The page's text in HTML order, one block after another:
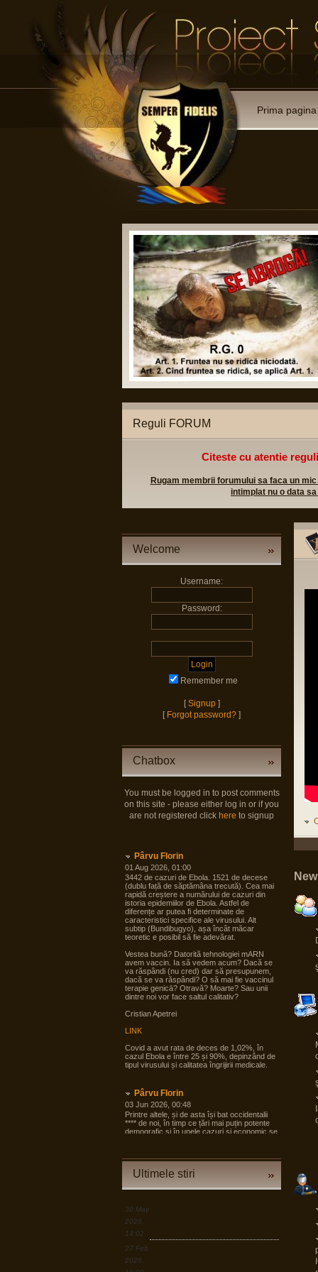
Prima pagina
Reguli FORUM
Citeste cu atentie
Rugam membrii forumului sa faca un
intimplat nu o data
Welcome
Username:
Password:
Remember me
[Signup]
[ Forgot password? ]
Chatbox
You must be logged in to post comments
on this site - please either log in or if you
are not registered click here to signup
Pârvu Florin
01 Aug 2026, 01:00
3442 de cazuri de Ebola. 1521 de decese
(dublu față de săptămâna trecută). Cea mai
rapidă creștere a numărului de cazuri din
istoria epidemiilor de Ebola. Astfel de
diferențe ar putea fi determinate de
caracteristici specifice ale virusului. Alt
subtip (Bundibugyo), așa încât măcar
teoretic e posibil să fie adevărat.
Vestea bună? Datorită tehnologiei mARN
avem vaccin. Ia să vedem acum? Dacă se
va răspândi (nu cred) dar să presupunem,
dacă se va răspândi? O să mai fie vaccinul
terapie genicā? Otravă? Moarte? Sau unii
dintre noi vor face saltul calitativ?
Cristian Apetrei
LINK
Covid a avut rata de deces de 1,02%, în
cazul Ebola e între 25 și 90%, depinzând de
tipul virusului și calitatea îngrijirii medicale.
Pârvu Florin
03 Jun 2026, 00:48
Printre altele, și de asta își bat occidentalii
**** de noi, în timp ce țări mai puțin potente
demografic și în unele cazuri și economic se
segmente din societate, noi încă dezbatem
izbucnește războiul cea mai bună resursă a
Pârvu Florin
19 Mar 2026, 00:50
Ultimele stiri
30 May
2026,
14:02
27 Feb
2026,